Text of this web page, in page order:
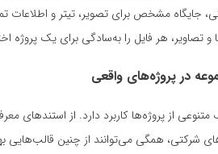
جایگاه مشخص برای تصویر، تیتر و
و تصاویر، هر فایل را به‌سادگی برای یک
در پروژه‌های واقعی
از پروژه‌ها کاربرد دارد. از استندهای
شرکتی، همگی می‌توانند از چنین قالب‌هایی